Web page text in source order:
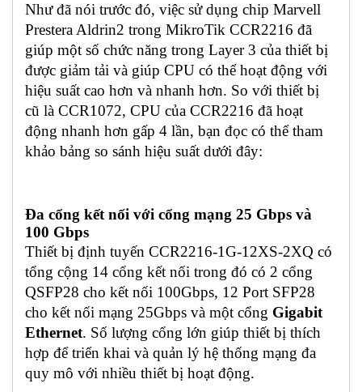
Như đã nói trước đó, việc sử dụng chip Marvell
Prestera Aldrin2 trong MikroTik CCR2216 đã
giúp một số chức năng trong Layer 3 của thiết bị
được giảm tải và giúp CPU có thể hoạt động với
hiệu suất cao hơn và nhanh hơn. So với thiết bị
cũ là CCR1072, CPU của CCR2216 đã hoạt
động nhanh hơn gấp 4 lần, bạn đọc có thể tham
khảo bảng so sánh hiệu suất dưới đây:
Đa cổng kết nối với cổng mạng 25 Gbps và
100 Gbps
Thiết bị định tuyến CCR2216-1G-12XS-2XQ có
tổng cộng 14 cổng kết nối trong đó có 2 cổng
QSFP28 cho kết nối 100Gbps, 12 Port SFP28
cho kết nối mạng 25Gbps và một cổng Gigabit
Ethernet. Số lượng cổng lớn giúp thiết bị thích
hợp để triển khai và quản lý hệ thống mạng đa
quy mô với nhiều thiết bị hoạt động.